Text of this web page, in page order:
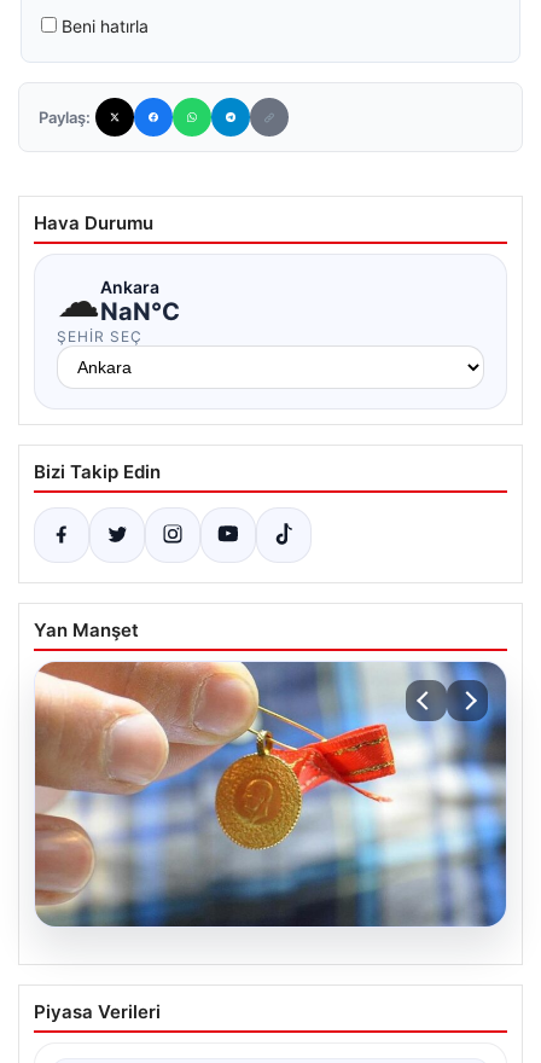
Beni hatırla
Paylaş:
Hava Durumu
☁Ankara
NaN°C
ŞEHIR SEÇ
Bizi Takip Edin
Yan Manşet
05.08.2026
Altın fiyatları canlı 8 Nisan 2026: Altın
fiyatları ne kadar oldu? Gram, çeyrek,
Piyasa Verileri